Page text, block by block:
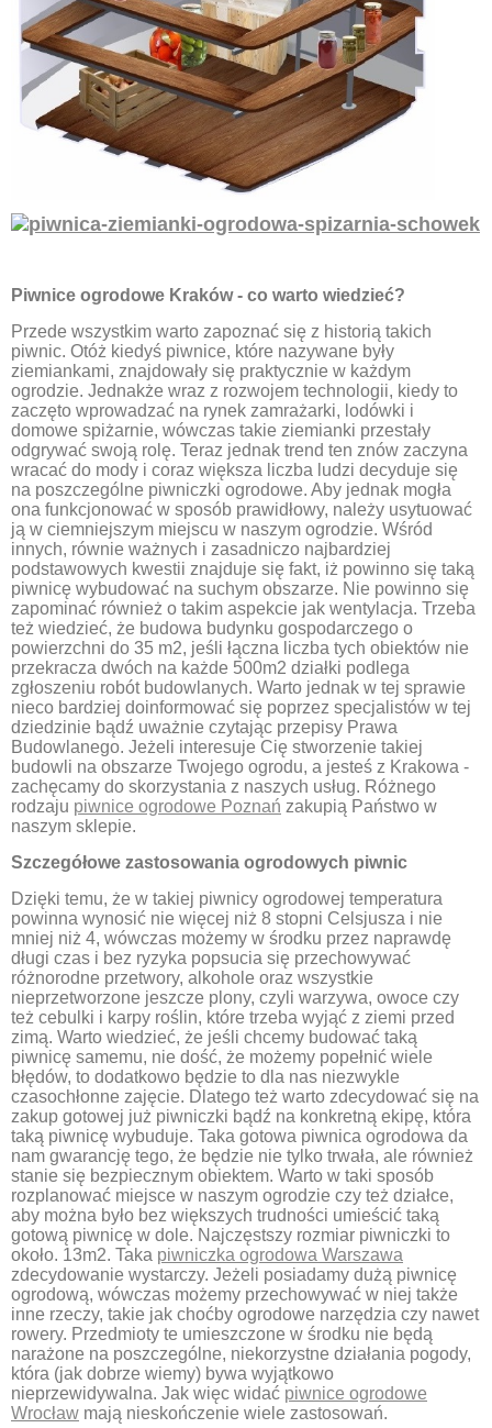
Piwnice ogrodowe Kraków - co warto wiedzieć?
Przede wszystkim warto zapoznać się z historią takich
piwnic. Otóż kiedyś piwnice, które nazywane były
ziemiankami, znajdowały się praktycznie w każdym
ogrodzie. Jednakże wraz z rozwojem technologii, kiedy to
zaczęto wprowadzać na rynek zamrażarki, lodówki i
domowe spiżarnie, wówczas takie ziemianki przestały
odgrywać swoją rolę. Teraz jednak trend ten znów zaczyna
wracać do mody i coraz większa liczba ludzi decyduje się
na poszczególne piwniczki ogrodowe. Aby jednak mogła
ona funkcjonować w sposób prawidłowy, należy usytuować
ją w ciemniejszym miejscu w naszym ogrodzie. Wśród
innych, równie ważnych i zasadniczo najbardziej
podstawowych kwestii znajduje się fakt, iż powinno się taką
piwnicę wybudować na suchym obszarze. Nie powinno się
zapominać również o takim aspekcie jak wentylacja. Trzeba
też wiedzieć, że budowa budynku gospodarczego o
powierzchni do 35 m2, jeśli łączna liczba tych obiektów nie
przekracza dwóch na każde 500m2 działki podlega
zgłoszeniu robót budowlanych. Warto jednak w tej sprawie
nieco bardziej doinformować się poprzez specjalistów w tej
dziedzinie bądź uważnie czytając przepisy Prawa
Budowlanego. Jeżeli interesuje Cię stworzenie takiej
budowli na obszarze Twojego ogrodu, a jesteś z Krakowa -
zachęcamy do skorzystania z naszych usług. Różnego
rodzaju piwnice ogrodowe Poznań zakupią Państwo w
naszym sklepie.
Szczegółowe zastosowania ogrodowych piwnic
Dzięki temu, że w takiej piwnicy ogrodowej temperatura
powinna wynosić nie więcej niż 8 stopni Celsjusza i nie
mniej niż 4, wówczas możemy w środku przez naprawdę
długi czas i bez ryzyka popsucia się przechowywać
różnorodne przetwory, alkohole oraz wszystkie
nieprzetworzone jeszcze plony, czyli warzywa, owoce czy
też cebulki i karpy roślin, które trzeba wyjąć z ziemi przed
zimą. Warto wiedzieć, że jeśli chcemy budować taką
piwnicę samemu, nie dość, że możemy popełnić wiele
błędów, to dodatkowo będzie to dla nas niezwykle
czasochłonne zajęcie. Dlatego też warto zdecydować się na
zakup gotowej już piwniczki bądź na konkretną ekipę, która
taką piwnicę wybuduje. Taka gotowa piwnica ogrodowa da
nam gwarancję tego, że będzie nie tylko trwała, ale również
stanie się bezpiecznym obiektem. Warto w taki sposób
rozplanować miejsce w naszym ogrodzie czy też działce,
aby można było bez większych trudności umieścić taką
gotową piwnicę w dole. Najczęstszy rozmiar piwniczki to
około. 13m2. Taka piwniczka ogrodowa Warszawa
zdecydowanie wystarczy. Jeżeli posiadamy dużą piwnicę
ogrodową, wówczas możemy przechowywać w niej także
inne rzeczy, takie jak choćby ogrodowe narzędzia czy nawet
rowery. Przedmioty te umieszczone w środku nie będą
narażone na poszczególne, niekorzystne działania pogody,
która (jak dobrze wiemy) bywa wyjątkowo
nieprzewidywalna. Jak więc widać piwnice ogrodowe
Wrocław mają nieskończenie wiele zastosowań.